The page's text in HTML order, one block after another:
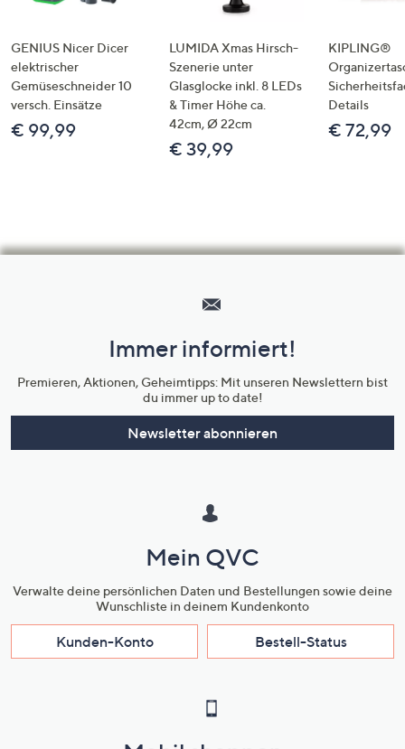
GENIUS Nicer Dicer
elektrischer
Gemüseschneider 10
versch. Einsätze
€ 99,99
LUMIDA Xmas Hirsch-
Szenerie unter
Glasglocke inkl. 8 LEDs
& Timer Höhe ca.
42cm, Ø 22cm
€ 39,99
KIPLING®
Details
€ 72,99
Unternehmensinformationen
Immer informiert!
Premieren, Aktionen, Geheimtipps: Mit unseren Newslettern bist
du immer up to date!
Newsletter abonnieren
Mein QVC
Verwalte deine persönlichen Daten und Bestellungen sowie deine
Wunschliste in deinem Kundenkonto
Kunden-Konto Bestell-Status